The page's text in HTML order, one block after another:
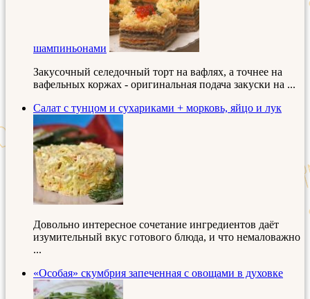
шампиньонами
Закусочный селедочный торт на вафлях, а точнее на
вафельных коржах - оригинальная подача закуски на ...
Салат с тунцом и сухариками + морковь, яйцо и лук
Довольно интересное сочетание ингредиентов даёт
изумительный вкус готового блюда, и что немаловажно
...
«Особая» скумбрия запеченная с овощами в духовке